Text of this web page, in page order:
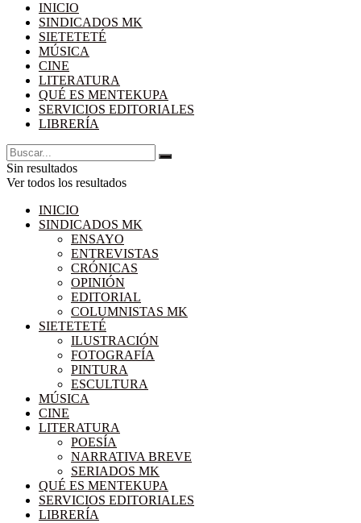
INICIO
SINDICADOS MK
SIETETETÉ
MÚSICA
CINE
LITERATURA
QUÉ ES MENTEKUPA
SERVICIOS EDITORIALES
LIBRERÍA
Sin resultados
Ver todos los resultados
INICIO
SINDICADOS MK
ENSAYO
ENTREVISTAS
CRÓNICAS
OPINIÓN
EDITORIAL
COLUMNISTAS MK
SIETETETÉ
ILUSTRACIÓN
FOTOGRAFÍA
PINTURA
ESCULTURA
MÚSICA
CINE
LITERATURA
POESÍA
NARRATIVA BREVE
SERIADOS MK
QUÉ ES MENTEKUPA
SERVICIOS EDITORIALES
LIBRERÍA